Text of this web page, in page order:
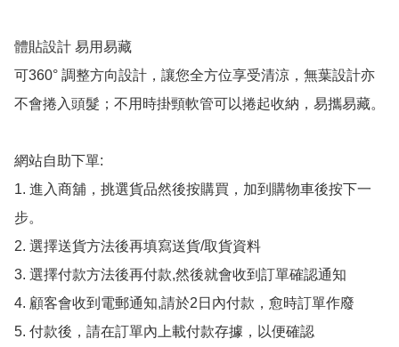
體貼設計 易用易藏
可360° 調整方向設計，讓您全方位享受清涼，無葉設計亦
不會捲入頭髮；不用時掛頸軟管可以捲起收納，易攜易藏。
網站自助下單:
1. 進入商舖，挑選貨品然後按購買，加到購物車後按下一
步。
2. 選擇送貨方法後再填寫送貨/取貨資料
3. 選擇付款方法後再付款,然後就會收到訂單確認通知
4. 顧客會收到電郵通知,請於2日內付款，愈時訂單作廢
5. 付款後，請在訂單內上載付款存據，以便確認